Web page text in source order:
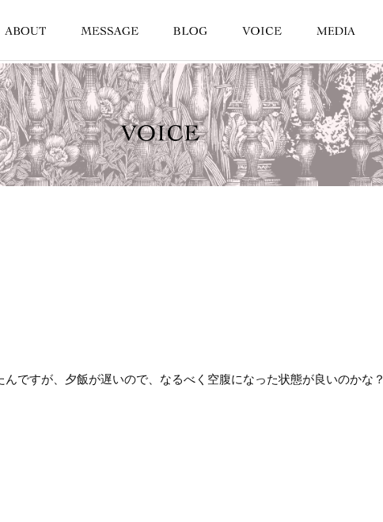
ですが、夕飯が遅いので、なるべく空腹になった状態が良いのかな？